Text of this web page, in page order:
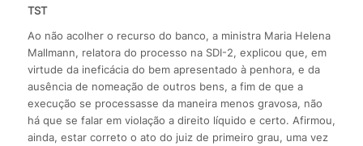
TST
Ao não acolher o recurso do banco, a ministra Maria Helena
Mallmann, relatora do processo na SDI-2, explicou que, em
virtude da ineficácia do bem apresentado à penhora, e da
ausência de nomeação de outros bens, a fim de que a
execução se processasse da maneira menos gravosa, não
há que se falar em violação a direito líquido e certo. Afirmou,
ainda, estar correto o ato do juiz de primeiro grau, uma vez